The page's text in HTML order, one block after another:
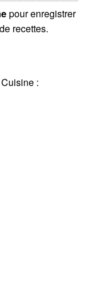
pour enregistrer
recettes.
: